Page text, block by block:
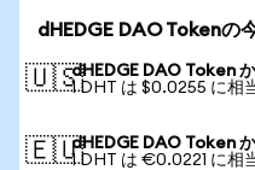
dHEDGE DAO Tokenの
🇺🇸dHEDGE DAO Token
1 DHT は $0.0255 に相
🇪🇺dHEDGE DAO Token
1 DHT は €0.0221 に相